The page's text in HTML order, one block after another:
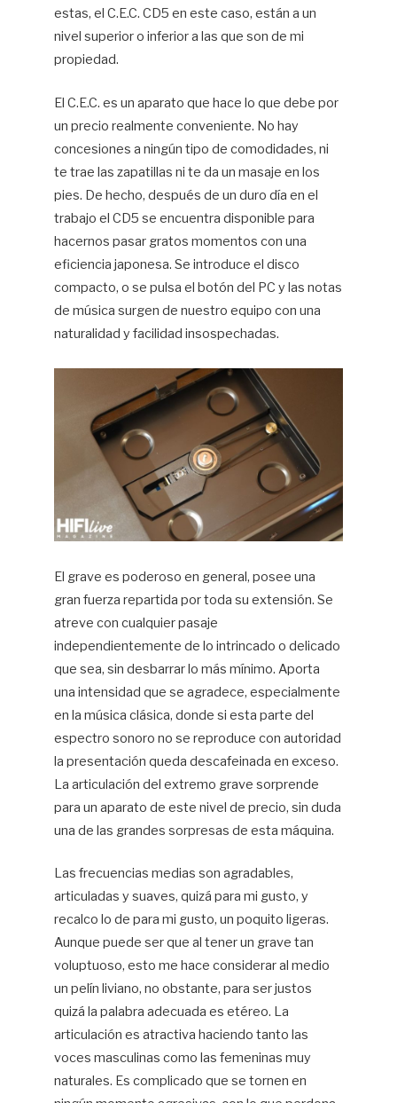
estas, el C.E.C. CD5 en este caso, están a un
nivel superior o inferior a las que son de mi
propiedad.
El C.E.C. es un aparato que hace lo que debe por
un precio realmente conveniente. No hay
concesiones a ningún tipo de comodidades, ni
te trae las zapatillas ni te da un masaje en los
pies. De hecho, después de un duro día en el
trabajo el CD5 se encuentra disponible para
hacernos pasar gratos momentos con una
eficiencia japonesa. Se introduce el disco
compacto, o se pulsa el botón del PC y las notas
de música surgen de nuestro equipo con una
naturalidad y facilidad insospechadas.
El grave es poderoso en general, posee una
gran fuerza repartida por toda su extensión. Se
atreve con cualquier pasaje
independientemente de lo intrincado o delicado
que sea, sin desbarrar lo más mínimo. Aporta
una intensidad que se agradece, especialmente
en la música clásica, donde si esta parte del
espectro sonoro no se reproduce con autoridad
la presentación queda descafeinada en exceso.
La articulación del extremo grave sorprende
para un aparato de este nivel de precio, sin duda
una de las grandes sorpresas de esta máquina.
Las frecuencias medias son agradables,
articuladas y suaves, quizá para mi gusto, y
recalco lo de para mi gusto, un poquito ligeras.
Aunque puede ser que al tener un grave tan
voluptuoso, esto me hace considerar al medio
un pelín liviano, no obstante, para ser justos
quizá la palabra adecuada es etéreo. La
articulación es atractiva haciendo tanto las
voces masculinas como las femeninas muy
naturales. Es complicado que se tornen en